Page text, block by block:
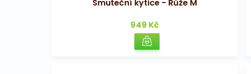
Smuteční kytice - Růže M
949 Kč